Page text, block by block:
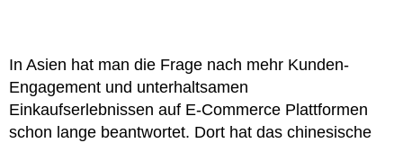
In Asien hat man die Frage nach mehr Kunden-
Engagement und unterhaltsamen
Einkaufserlebnissen auf E-Commerce Plattformen
schon lange beantwortet. Dort hat das chinesische